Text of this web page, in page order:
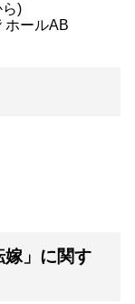
)
ホールAB
嫁」に関す